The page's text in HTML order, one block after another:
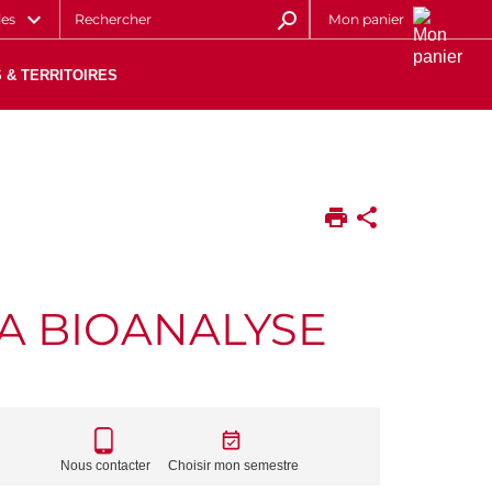
Mon panier
& TERRITOIRES
BIOANALYSE
CALL
TO
Nous contacter Choisir mon semestre